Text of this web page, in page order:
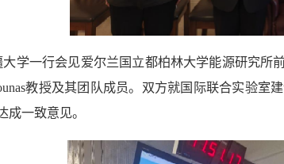
学一行会见爱尔兰国立都柏林大学能源研究所
教授及其团队成员。双方就国际联合实验
成一致意见。